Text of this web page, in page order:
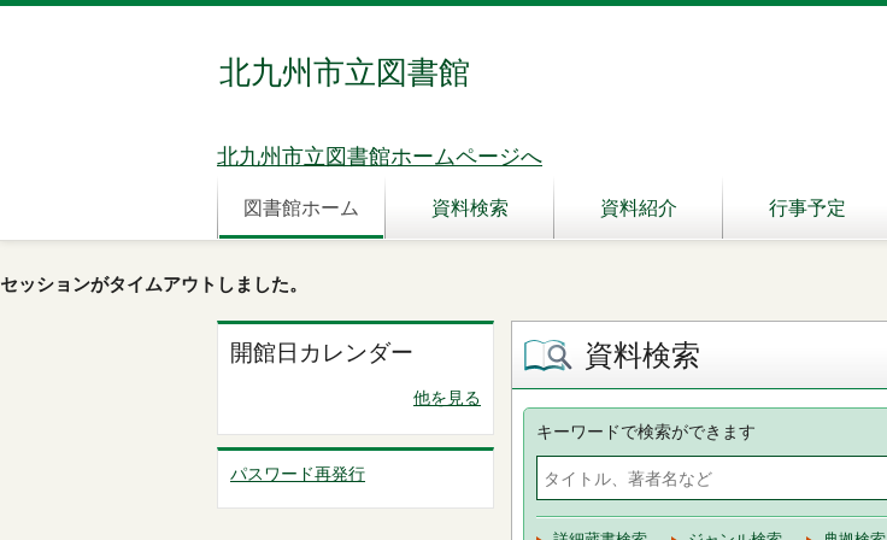
北九州市立図書館
北九州市立図書館ホームページへ
図書館ホーム 資料検索 資料紹介 行事予定
セッションがタイムアウトしました。
開館日カレンダー
他を見る
パスワード再発行
資料検索
キーワードで検索ができます